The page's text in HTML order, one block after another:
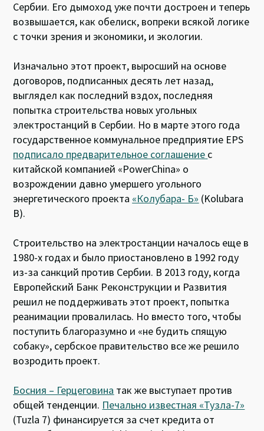
Сербии. Его дымоход уже почти достроен и теперь
возвышается, как обелиск, вопреки всякой логике
с точки зрения и экономики, и экологии.
Изначально этот проект, выросший на основе
договоров, подписанных десять лет назад,
выглядел как последний вздох, последняя
попытка строительства новых угольных
электростанций в Сербии. Но в марте этого года
государственное коммунальное предприятие EPS
подписало предварительное соглашение с
китайской компанией «PowerChina» о
возрождении давно умершего угольного
энергетического проекта «Колубара- Б» (Kolubara
B).
Строительство на электростанции началось еще в
1980-х годах и было приостановлено в 1992 году
из-за санкций против Сербии. В 2013 году, когда
Европейский Банк Реконструкции и Развития
решил не поддерживать этот проект, попытка
реанимации провалилась. Но вместо того, чтобы
поступить благоразумно и «не будить спящую
собаку», сербское правительство все же решило
возродить проект.
Босния – Герцеговина так же выступает против
общей тенденции. Печально известная «Тузла-7»
(Tuzla 7) финансируется за счет кредита от